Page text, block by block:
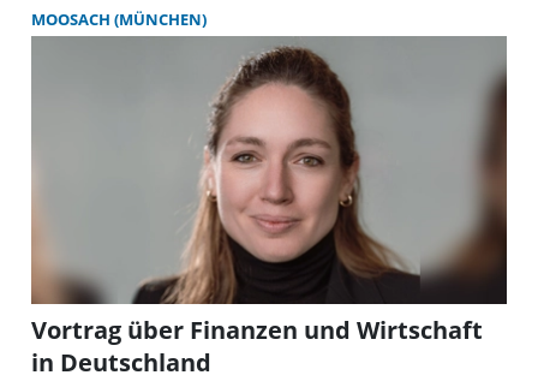
Radentscheid München unter anderem sichere,
baulich getrennte Radwege, geschützte Kreuzungen,
lückenlose Radwegenetze sowie Tempo 30 als
Regelgeschwindigkeit in der Stadt. Besonderer
Fokus liegt auf sicheren Schulwegen und einer
besseren Infrastruktur für Familien und
MOOSACH (MÜNCHEN)
Vortrag über Finanzen und Wirtschaft
in Deutschland